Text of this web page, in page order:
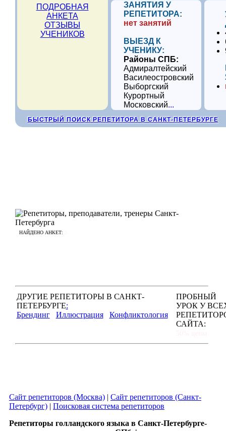
ПОДРОБНАЯ
АНКЕТА
ОТЗЫВЫ
УЧЕНИКОВ
ЗАНЯТИЯ У
РЕПЕТИТОРА:
нет занятий
ВЫЕЗД К
УЧЕНИКУ:
Районы СПБ:
Адмиралтейский
Василеостровский
Выборгский
Курортный
Московский...
БЫСТРЫЙ ПОИСК РЕПЕТИТОРА В САНКТ-ПЕТЕРБУРГЕ
НАЙДЕНО АНКЕТ:
ДРУГИЕ РЕПЕТИТОРЫ В САНКТ-
ПЕТЕРБУРГЕ:
Брендинг
Иллюстрация Конфликтология
ПРОБНЫЙ
УРОК У
САЙТА:
Сайт репетиторов (Москва) | Сайт репетиторов (Санкт-
Петербург) | Поисковая система репетиторов
Репетиторы голландского языка в Санкт-Петербурге-